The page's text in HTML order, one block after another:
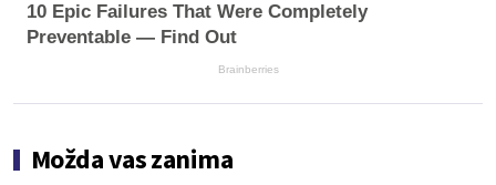
10 Epic Failures That Were Completely
Preventable — Find Out
Brainberries
Možda vas zanima